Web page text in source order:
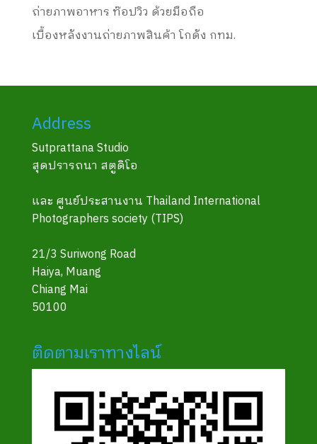
ถ่ายภาพอาหาร ท๊อปวิว ด้วยมือถือ
เบื้องหลังงานถ่ายภาพสินค้า โกดัง กทม.
Address
Sutprattana Studio
สุดปรารถนา สตูดิโอ
และ ศูนย์ประสานงาน Thailand International
Photographers society (TIPS)
21/3 Suriwong Road
Haiya, Muang
Chiang Mai
50100
ติดตามเราทางไลน์